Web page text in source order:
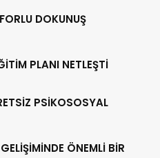
DOKUNUŞ
PLANI NETLEŞTİ
PSİKOSOSYAL
ÖNEMLİ BİR